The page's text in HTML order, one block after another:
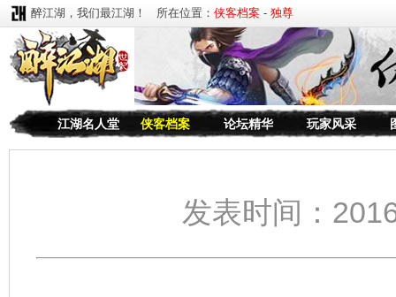
醉江湖，我们最江湖！ 所在位置： 侠客档案 - 独尊
江湖名人堂 侠客档案 论坛精华 玩家风采
发表时间：